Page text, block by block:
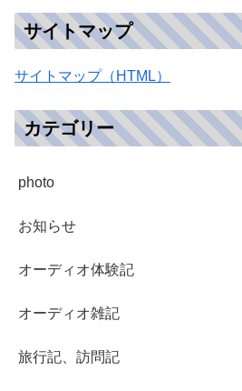
サイトマップ
サイトマップ（HTML）
カテゴリー
photo
お知らせ
オーディオ体験記
オーディオ雑記
旅行記、訪問記